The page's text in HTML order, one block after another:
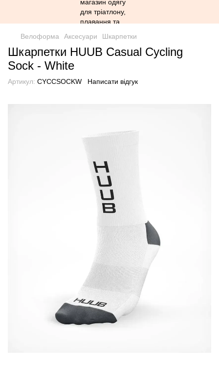
Велоформа Аксесуари Шкарпетки
Шкарпетки HUUB Casual Cycling
Sock - White
Артикул: CYCCSOCKW Написати відгук